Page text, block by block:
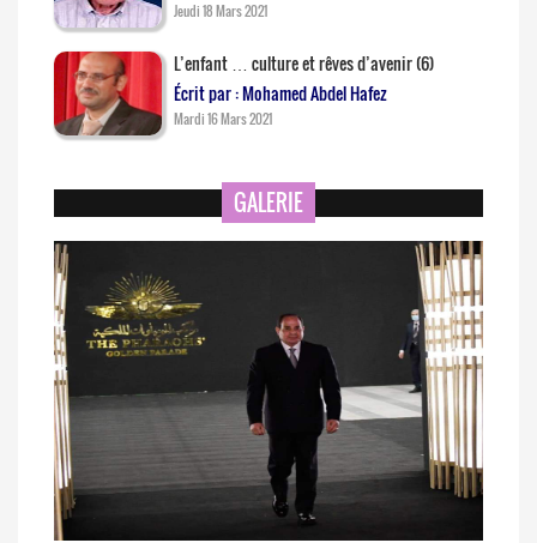
Jeudi 18 Mars 2021
L’enfant … culture et rêves d’avenir (6)
Écrit par : Mohamed Abdel Hafez
Mardi 16 Mars 2021
GALERIE